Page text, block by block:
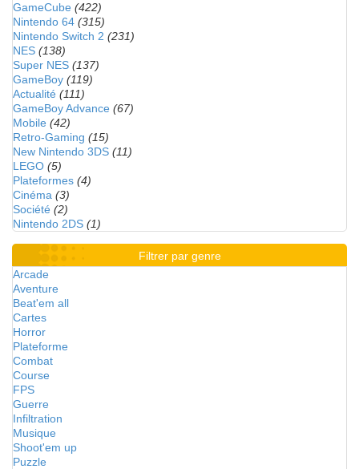
GameCube (422)
Nintendo 64 (315)
Nintendo Switch 2 (231)
NES (138)
Super NES (137)
GameBoy (119)
Actualité (111)
GameBoy Advance (67)
Mobile (42)
Retro-Gaming (15)
New Nintendo 3DS (11)
LEGO (5)
Plateformes (4)
Cinéma (3)
Société (2)
Nintendo 2DS (1)
Filtrer par genre
Arcade
Aventure
Beat'em all
Cartes
Horror
Plateforme
Combat
Course
FPS
Guerre
Infiltration
Musique
Shoot'em up
Puzzle